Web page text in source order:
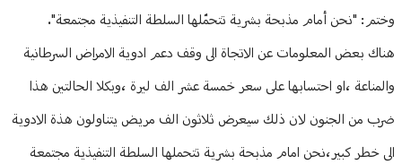
وختم: "نحن أمام مذبحة بشرية تتحمّلها السلطة التنفيذية مجتمعة".
هناك بعض المعلومات عن الاتجاة الى وقف دعم ادوية الامراض السرطانية
والمناعة ،او احتسابها على سعر خمسة عشر الف ليرة ،وبكلا الحالتين هذا
ضرب من الجنون لان ذلك سيعرض ثلاثون الف مريض يتناولون هذة الادوية
الى خطر كبير،نحن امام مذبحة بشرية تتحملها السلطة التنفيذية مجتمعة